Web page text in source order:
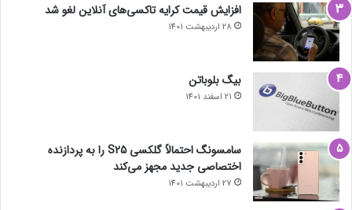
افزایش قیمت کرایه تاکسی‌های آنلاین لغو شد
28 اردیبهشت 1401
بیگ بلوباتن
21 اسفند 1401
سامسونگ احتمالاً گلکسی S25 را به پردازنده
اختصاصی جدید مجهز می‌کند
27 اردیبهشت 1401